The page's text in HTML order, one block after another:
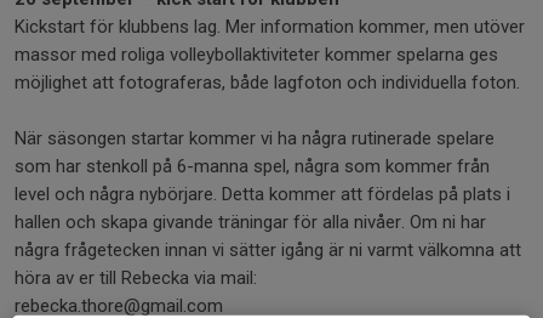
Kickstart för klubbens lag. Mer information kommer, men utöver
massor med roliga volleybollaktiviteter kommer spelarna ges
möjlighet att fotograferas, både lagfoton och individuella foton.
När säsongen startar kommer vi ha några rutinerade spelare
som har stenkoll på 6-manna spel, några som kommer från
level och några nybörjare. Detta kommer att fördelas på plats i
hallen och skapa givande träningar för alla nivåer. Om ni har
några frågetecken innan vi sätter igång är ni varmt välkomna att
höra av er till Rebecka via mail:
rebecka.thore@gmail.com